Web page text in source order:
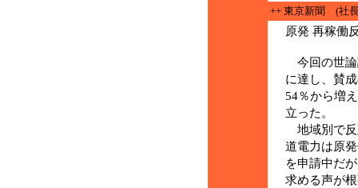
++ 東京新聞 (社
原発 再稼働
今回の世論
に達し、賛
54％から増
立った。
地域別で反
道電力は原
を申請中だ
求める声が